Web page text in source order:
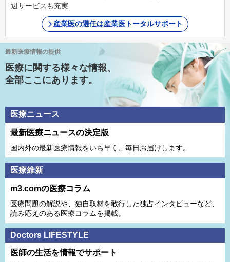
辺サービスも充実
産業医の選任は産業医トータルサポート
最新医療情報の提供
医療に関する様々な情報、
全部ここにあります。
医療ニュース
最新医療ニュースの決定版
国内外の最新医療情報をいち早く、毎日お届けします。
医療維新
m3.comの医療コラム
医療問題の解説や、独⾃取材を敢⾏した独占インタビューなど、
読み応えのある医療コラムを掲載。
Doctors LIFESTYLE
医師の生活を情報でサポート